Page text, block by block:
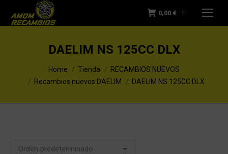
0,00 € 0
DAELIM NS 125CC DLX
You are here:Home Tienda
RECAMBIOS NUEVOS
Recambios nuevos DAELIM
DAELIM NS 125CC DLX